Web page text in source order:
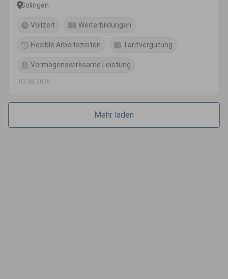
Solingen
Vollzeit Weiterbildungen
Flexible Arbeitszeiten Tarifvergütung
Vermögenswirksame Leistung
03.08.2026
Mehr laden